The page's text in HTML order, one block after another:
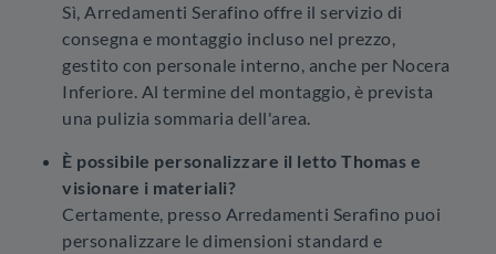
Sì, Arredamenti Serafino offre il servizio di
consegna e montaggio incluso nel prezzo,
gestito con personale interno, anche per Nocera
Inferiore. Al termine del montaggio, è prevista
una pulizia sommaria dell'area.
È possibile personalizzare il letto Thomas e
visionare i materiali?
Certamente, presso Arredamenti Serafino puoi
personalizzare le dimensioni standard e